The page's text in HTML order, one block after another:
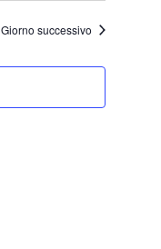
Giorno successivo